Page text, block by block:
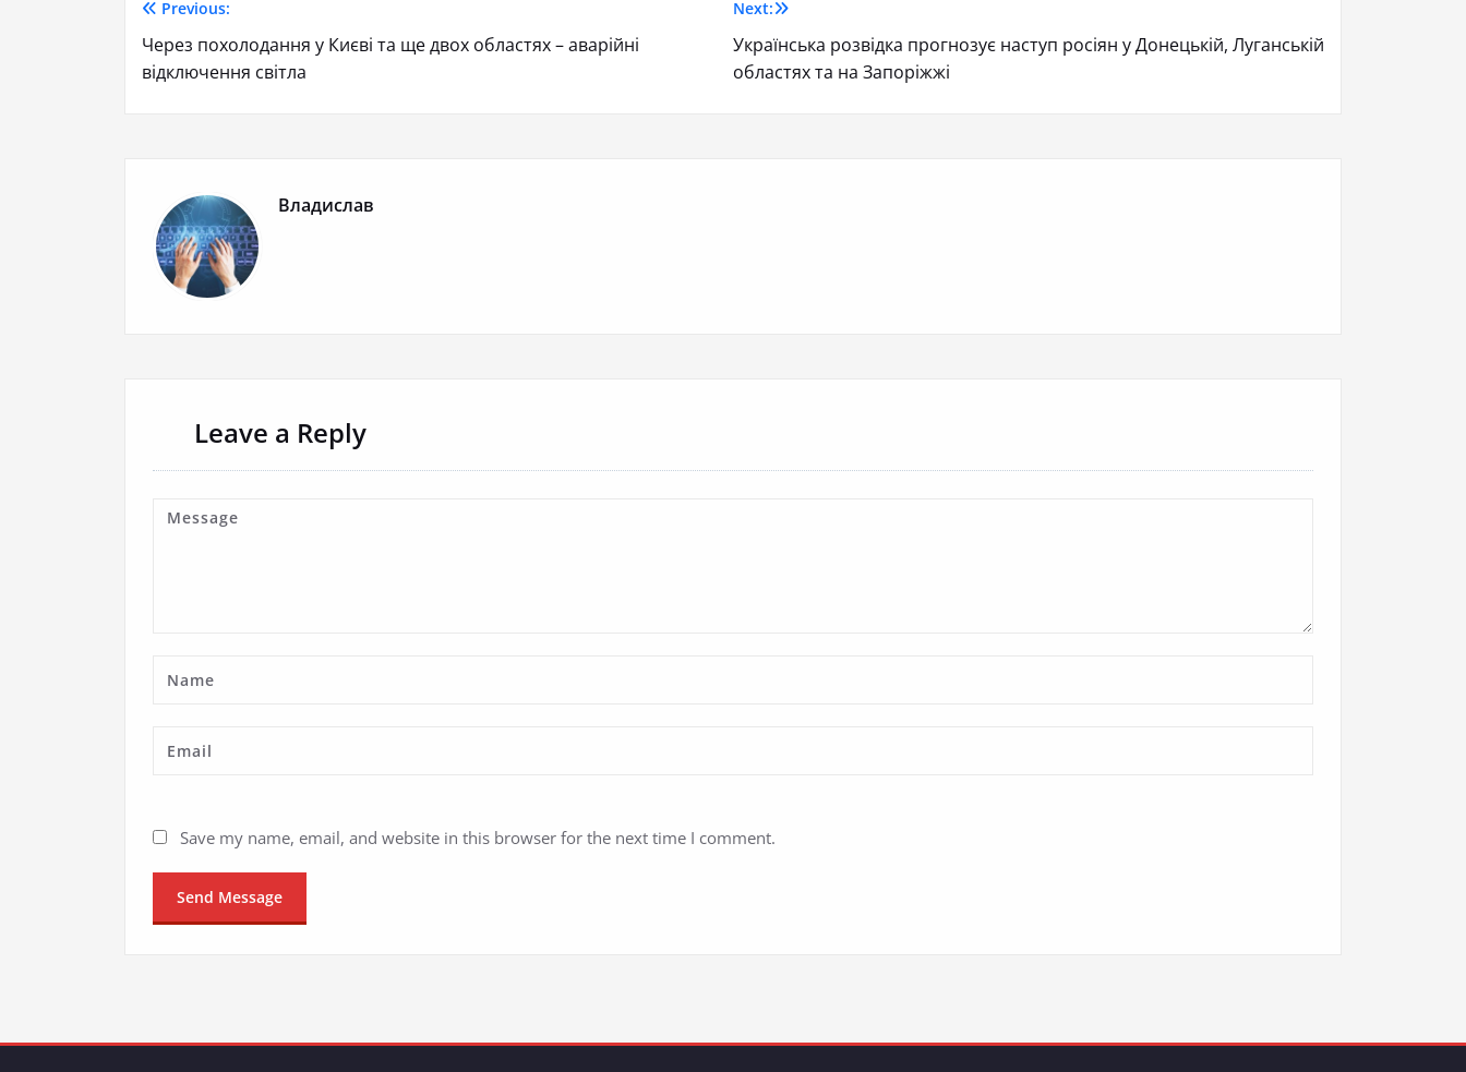
Previous:
Через похолодання у Києві та ще двох областях – аварійні
відключення світла
Next:
Українська розвідка прогнозує наступ росіян у Донецькій, Луганській
областях та на Запоріжжі
Владислав
Leave a Reply
Save my name, email, and website in this browser for the next time I comment.